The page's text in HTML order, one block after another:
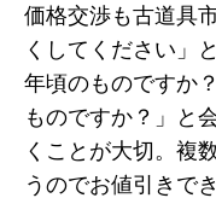
価格交渉も古道具
くしてください」
年頃のものですか
ものですか？」と
くことが大切。複
うのでお値引きで